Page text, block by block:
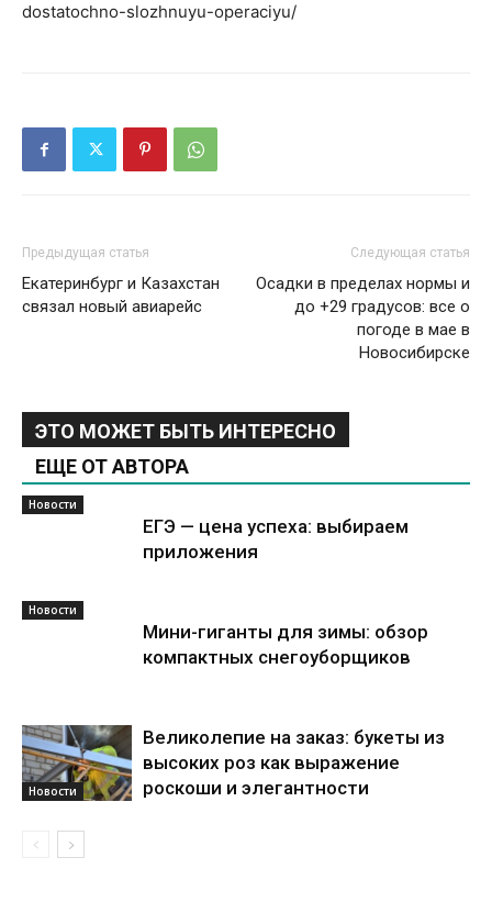
dostatochno-slozhnuyu-operaciyu/
Предыдущая статья
Екатеринбург и Казахстан
связал новый авиарейс
Следующая статья
Осадки в пределах нормы и
до +29 градусов: все о
погоде в мае в
Новосибирске
ЭТО МОЖЕТ БЫТЬ ИНТЕРЕСНО
ЕЩЕ ОТ АВТОРА
Новости
ЕГЭ — цена успеха: выбираем
приложения
Новости
Мини-гиганты для зимы: обзор
компактных снегоуборщиков
Новости
Великолепие на заказ: букеты из
высоких роз как выражение
роскоши и элегантности